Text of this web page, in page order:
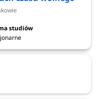
na miejsce).
w